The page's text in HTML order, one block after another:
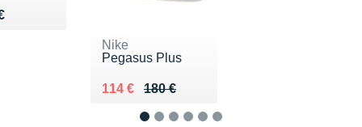
130 €
Nike
Pegasus Plus
180 €
Au lieu de 180 €
114 €
Vendu 114 €